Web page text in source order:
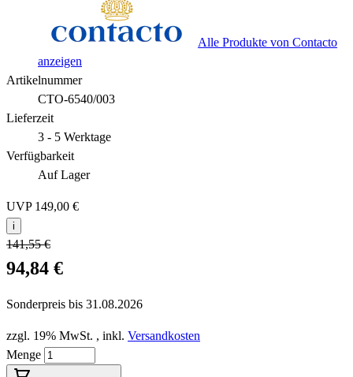
Alle Produkte von Contacto
anzeigen
Artikelnummer
CTO-6540/003
Lieferzeit
3 - 5 Werktage
Verfügbarkeit
Auf Lager
UVP 149,00 €
i
141,55 €
94,84 €
Sonderpreis bis 31.08.2026
zzgl. 19% MwSt. , inkl. Versandkosten
Menge